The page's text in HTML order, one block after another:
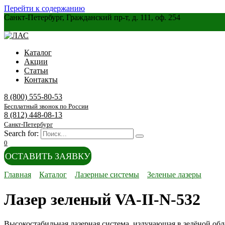
Перейти к содержанию
Санкт-Петербург, Гражданский пр-т, д. 111, оф. 254
Каталог
Акции
Статьи
Контакты
8 (800) 555-80-53
Бесплатный звонок по России
8 (812) 448-08-13
Санкт-Петербург
Search for:
0
ОСТАВИТЬ ЗАЯВКУ
Главная Каталог Лазерные системы Зеленые лазеры
Лазер зеленый VA-II-N-532